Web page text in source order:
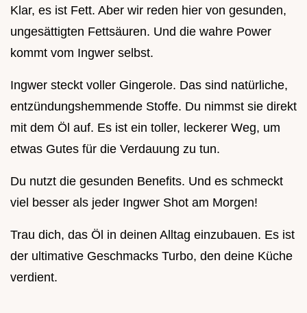
Klar, es ist Fett. Aber wir reden hier von gesunden,
ungesättigten Fettsäuren. Und die wahre Power
kommt vom Ingwer selbst.
Ingwer steckt voller Gingerole. Das sind natürliche,
entzündungshemmende Stoffe. Du nimmst sie direkt
mit dem Öl auf. Es ist ein toller, leckerer Weg, um
etwas Gutes für die Verdauung zu tun.
Du nutzt die gesunden Benefits. Und es schmeckt
viel besser als jeder Ingwer Shot am Morgen!
Trau dich, das Öl in deinen Alltag einzubauen. Es ist
der ultimative Geschmacks Turbo, den deine Küche
verdient.